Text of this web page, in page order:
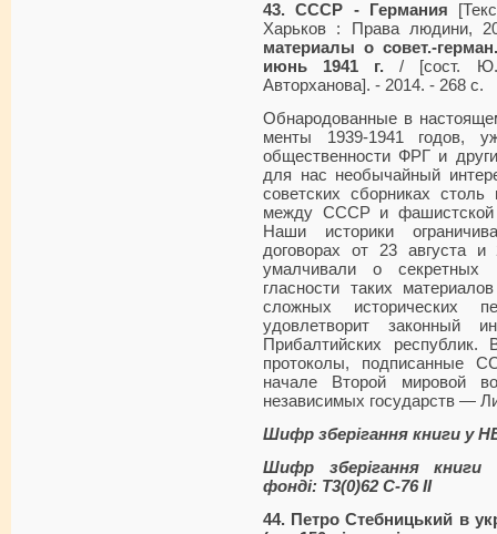
43. СССР - Германия
Харьков : Права людини,
материалы о совет.-
июнь 1941 г. / [сост. Ю.
Авторханова]. - 2014. - 268 с.
Обнародованные в
менты 1939-1941 годов,
обществен­ности ФРГ и
для нас необы­чайный
советских сборниках
между СССР и фашистской
Наши историки
договорах от 23 августа
умалчивали о секретных
гласности таких
сложных исторических
удовлетворит законный
Прибалтийских республик.
протоколы, подписанные
начале Второй мировой
независимых государств —
Шифр зберігання книги у
Шифр зберігання книги
фонді: Т3(0)62 С-76 II
44. Петро Стебницький в